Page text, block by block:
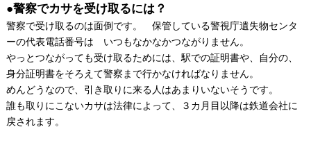
●警察でカサを受け取るには？
警察で受け取るのは面倒です。 保管している警視庁遺失物センタ
ーの代表電話番号は いつもなかなかつながりません。
やっとつながっても受け取るためには、駅での証明書や、自分の、
身分証明書をそろえて警察まで行かなければなりません。
めんどうなので、引き取りに来る人はあまりいないそうです。
誰も取りにこないカサは法律によって、３カ月目以降は鉄道会社に
戻されます。